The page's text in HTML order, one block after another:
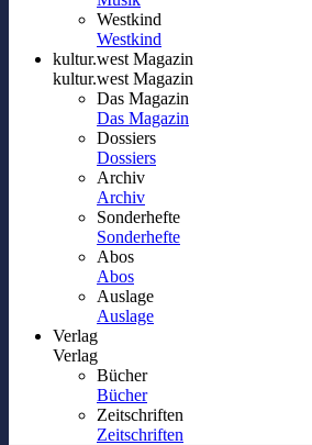
Westkind
Westkind
kultur.west Magazin
kultur.west Magazin
Das Magazin
Das Magazin
Dossiers
Dossiers
Archiv
Archiv
Sonderhefte
Sonderhefte
Abos
Abos
Auslage
Auslage
Verlag
Verlag
Bücher
Bücher
Zeitschriften
Zeitschriften